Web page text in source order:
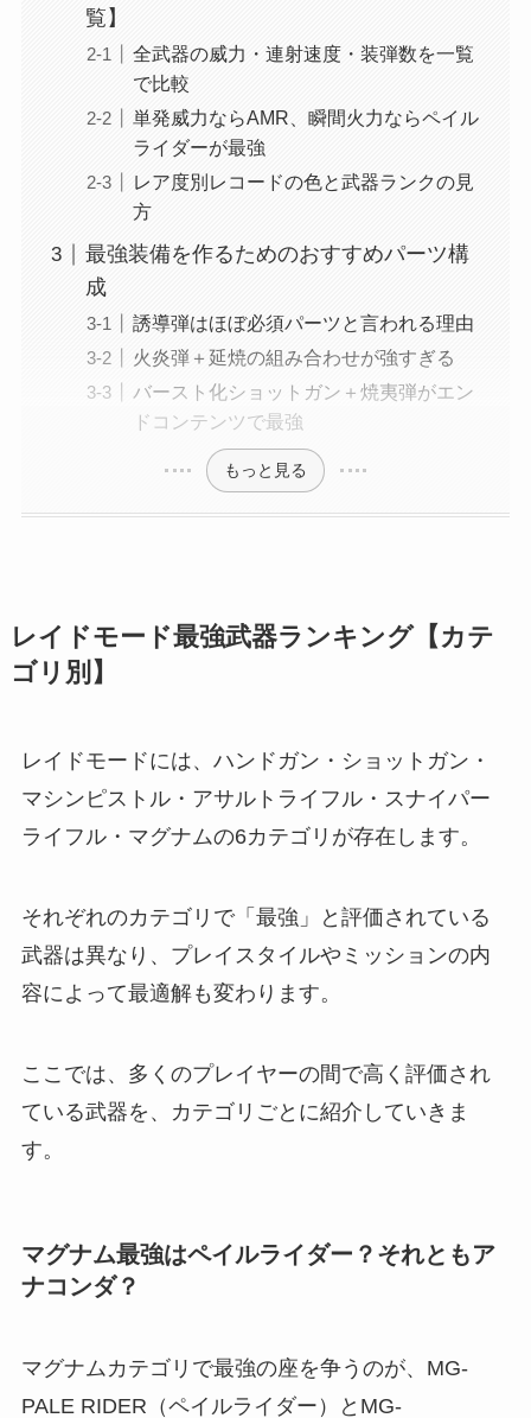
覧】
全武器の威力・連射速度・装弾数を一覧
で比較
単発威力ならAMR、瞬間火力ならペイル
ライダーが最強
レア度別レコードの色と武器ランクの見
方
最強装備を作るためのおすすめパーツ構
成
誘導弾はほぼ必須パーツと言われる理由
火炎弾＋延焼の組み合わせが強すぎる
バースト化ショットガン＋焼夷弾がエン
ドコンテンツで最強
もっと見る
レイドモード最強武器ランキング【カテ
ゴリ別】
レイドモードには、ハンドガン・ショットガン・
マシンピストル・アサルトライフル・スナイパー
ライフル・マグナムの6カテゴリが存在します。
それぞれのカテゴリで「最強」と評価されている
武器は異なり、プレイスタイルやミッションの内
容によって最適解も変わります。
ここでは、多くのプレイヤーの間で高く評価され
ている武器を、カテゴリごとに紹介していきま
す。
マグナム最強はペイルライダー？それともア
ナコンダ？
マグナムカテゴリで最強の座を争うのが、MG-
PALE RIDER（ペイルライダー）とMG-